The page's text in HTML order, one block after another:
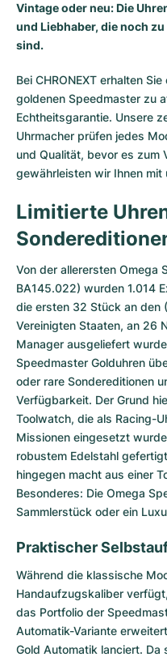
Lady-Datejust
Milgauss
Oyster Perpetual
Yacht-Master
Yacht-Master II
Sea-Dweller
Sky-Dweller
Submariner
Gebraucht
Damenuhren
Drive
Ronde
Rotonde
Crash
Pasha
Tortue
Baignoire
Ballon Blanc
Roadster
Gebraucht
Damenuhren
Colt
Professional
Bentley
Transocean
Cockpit
Chronospace
Super Avenger
Galactic
Montbrillant
Gebraucht
Damenuhren
Heritage
Link
Formula 1
Grand Carrera
Gebraucht
Damenuhren
Ingenieur
Portofino
Portugieser
Da Vinci
Aquatimer
Spitfire
GST
Vintage
Gebraucht
Classic Fusion
Spirit of Big Bang
King Power
Gebraucht
Damenuhren
Vintage oder neu: Die
und Liebhaber, die noch
sind.
Bei CHRONEXT erhalten
goldenen Speedmaster zu
Echtheitsgarantie. Unsere
Uhrmacher prüfen jedes
und Qualität, bevor es zum
gewährleisten wir Ihnen mit
Limitierte
Von der allerersten Omega
BA145.022) wurden 1.014
die ersten 32 Stück an den
Vereinigten Staaten, an 26
Manager ausgeliefert
Speedmaster Golduhren
oder rare Sondereditionen
Verfügbarkeit. Der Grund
Toolwatch, die als Racing-
Missionen eingesetzt
robustem Edelstahl
hingegen macht aus einer
Besonderes: Die Omega
Sammlerstück oder ein
Praktischer
Während die klassische
Handaufzugskaliber
das Portfolio der
Automatik-Variante
Gold Automatik lanciert. Da